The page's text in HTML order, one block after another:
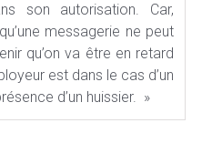
son autorisation. Car,
messagerie ne peut
qu’on va être en retard
est dans le cas d’un
d’un huissier. »